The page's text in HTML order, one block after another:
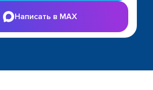
Написать в MAX